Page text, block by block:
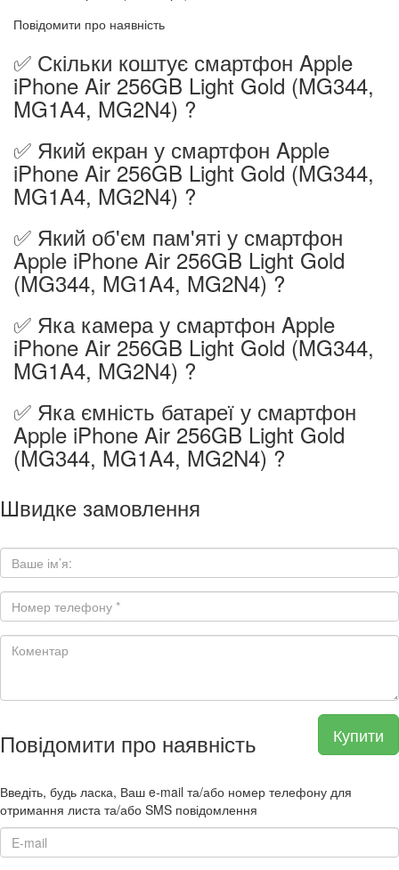
Повідомити про наявність
✅ Скільки коштує смартфон Apple
iPhone Air 256GB Light Gold (MG344,
MG1A4, MG2N4) ?
✅ Який екран у смартфон Apple
iPhone Air 256GB Light Gold (MG344,
MG1A4, MG2N4) ?
✅ Який об'єм пам'яті у смартфон
Apple iPhone Air 256GB Light Gold
(MG344, MG1A4, MG2N4) ?
✅ Яка камера у смартфон Apple
iPhone Air 256GB Light Gold (MG344,
MG1A4, MG2N4) ?
✅ Яка ємність батареї у смартфон
Apple iPhone Air 256GB Light Gold
(MG344, MG1A4, MG2N4) ?
Швидке замовлення
Купити
Повідомити про наявність
Введіть, будь ласка, Ваш e-mail та/або номер телефону для
отримання листа та/або SMS повідомлення